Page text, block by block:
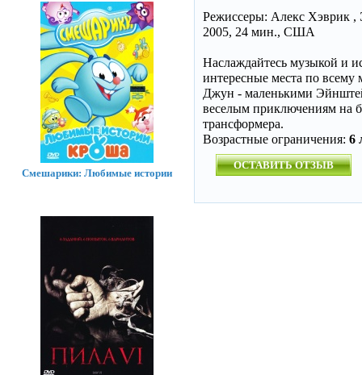
Режиссеры: Алекс Хэврик
2005, 24 мин., США
Наслаждайтесь музыкой и
интересные места по
Джун - маленькими
веселым приключениям на
трансформера.
Возрастные ограничения: 6
ОСТАВИТЬ ОТЗЫВ
Смешарики: Любимые истории